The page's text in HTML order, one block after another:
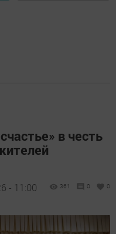
в честь
- 11:00 361 0 0